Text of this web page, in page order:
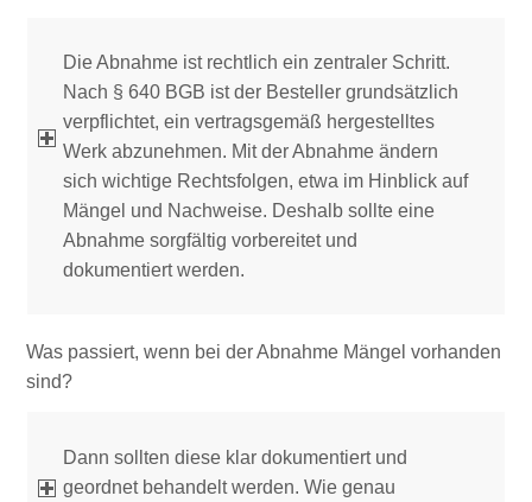
Die Abnahme ist rechtlich ein zentraler Schritt.
Nach § 640 BGB ist der Besteller grundsätzlich
verpflichtet, ein vertragsgemäß hergestelltes
Werk abzunehmen. Mit der Abnahme ändern
sich wichtige Rechtsfolgen, etwa im Hinblick auf
Mängel und Nachweise. Deshalb sollte eine
Abnahme sorgfältig vorbereitet und
dokumentiert werden.
Was passiert, wenn bei der Abnahme Mängel vorhanden
sind?
Dann sollten diese klar dokumentiert und
geordnet behandelt werden. Wie genau